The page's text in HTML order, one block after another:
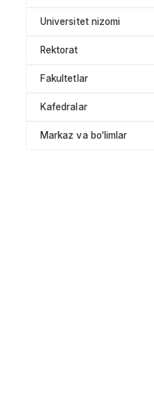
Universitet nizomi
Rektorat
Fakultetlar
Kafedralar
Markaz va bo‘limlar